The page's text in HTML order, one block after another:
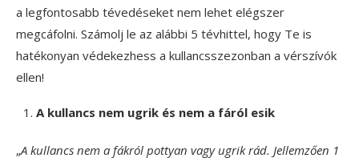
a legfontosabb tévedéseket nem lehet elégszer
megcáfolni. Számolj le az alábbi 5 tévhittel, hogy Te is
hatékonyan védekezhess a kullancsszezonban a vérszívók
ellen!
A kullancs nem ugrik és nem a fáról esik
„A kullancs nem a fákról pottyan vagy ugrik rád. Jellemzően 1